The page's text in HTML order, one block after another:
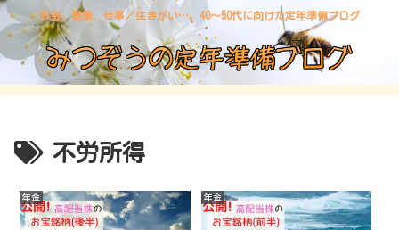
お金、健康、仕事／生きがい…。40〜50代に向けた定年準備ブログ
不労所得
年金 年金